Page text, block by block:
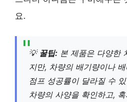
요.
💡 꿀팁: 본 제품은 다양한
지만, 차량의 배기량이나
점프 성공률이 달라질 수
차량의 사양을 확인하고,